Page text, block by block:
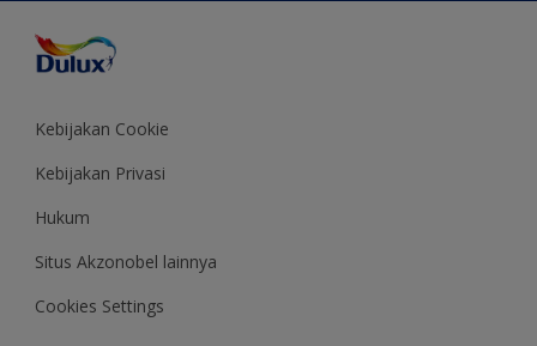
Inspirasi
Saran Mendekorasi
Colour of the Year
Kebijakan Cookie
Kebijakan Privasi
Hukum
Situs Akzonobel lainnya
Cookies Settings